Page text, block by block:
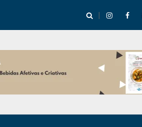
abre mentoria de storytelling com 10